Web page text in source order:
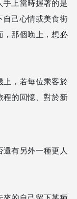
上當時握著的是
自己心情或美食街
，那個晚上，想必
上，若每位乘客於
程的回憶、對於新
有另外⼀種更⼈